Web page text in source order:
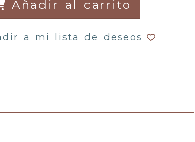
Añadir al carrito
a mi lista de deseos